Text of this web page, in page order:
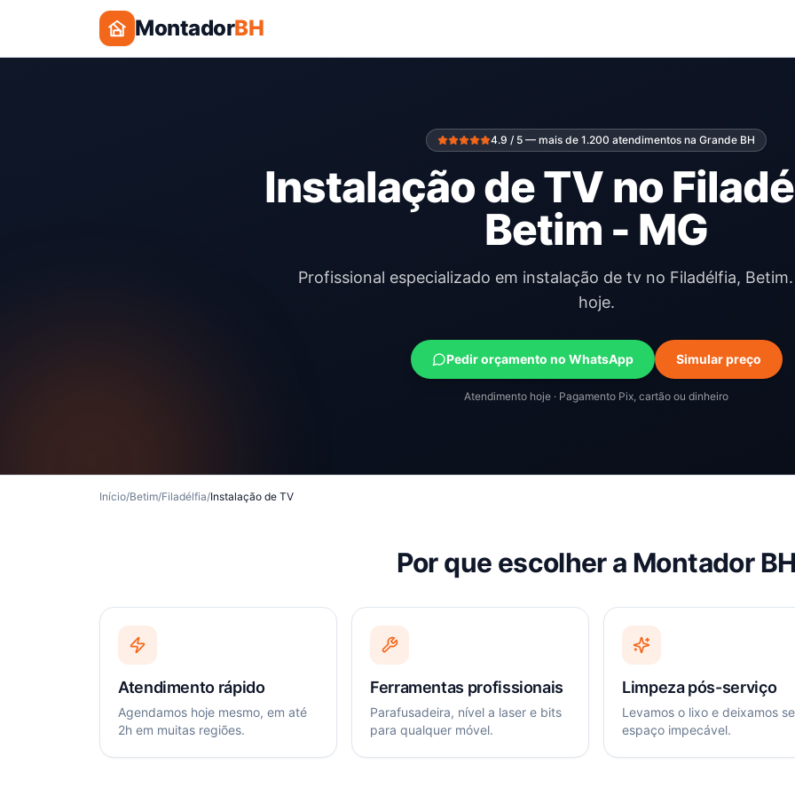
MontadorBH
4.9 / 5 — mais de 1.200 atendimentos na Grande BH
Instalação de TV no
Betim - MG
Profissional especializado em instalação de tv no Filadélfia,
hoje.
Pedir orçamento no WhatsApp Simular preço
Atendimento hoje · Pagamento Pix, cartão ou dinheiro
Início/Betim/Filadélfia/Instalação de TV
Por que escolher a Montador
Atendimento rápido
Agendamos hoje mesmo, em até
2h em muitas regiões.
Ferramentas profissionais
Parafusadeira, nível a laser e bits
para qualquer móvel.
Limpeza pós-serviço
Levamos o lixo e deixamos
espaço impecável.